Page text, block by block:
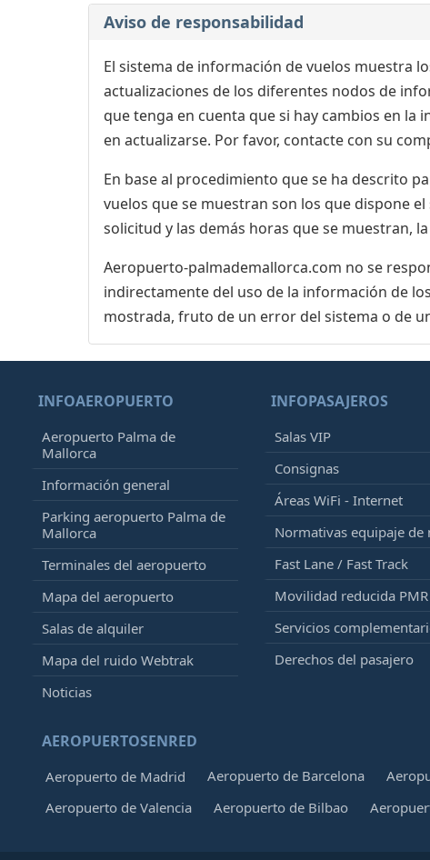
Aviso de responsabilidad
El sistema de información de vuelos muestra
actualizaciones de los diferentes nodos de
que tenga en cuenta que si hay cambios en
en actualizarse. Por favor, contacte con su
En base al procedimiento que se ha descrito
vuelos que se muestran son los que dispone
solicitud y las demás horas que se muestran,
Aeropuerto-palmademallorca.com no se
indirectamente del uso de la información de
mostrada, fruto de un error del sistema o de
INFOAEROPUERTO
Aeropuerto Palma de
Mallorca
Información general
Parking aeropuerto Palma de
Mallorca
Terminales del aeropuerto
Mapa del aeropuerto
Salas de alquiler
Mapa del ruido Webtrak
Noticias
INFOPASAJEROS
Salas VIP
Consignas
Áreas WiFi - Internet
Normativas equipaje de
Fast Lane / Fast Track
Movilidad reducida PMR
Servicios
Derechos del pasajero
AEROPUERTOSENRED
Aeropuerto de Madrid Aeropuerto de Barcelona
Aeropuerto de Valencia
Aeropuerto de Bilbao